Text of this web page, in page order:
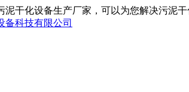
泥干化设备生产厂家，可以为您解决污泥